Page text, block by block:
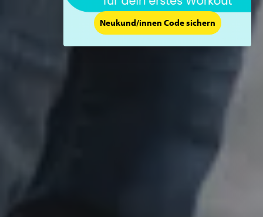
Neukund/innen Code sichern